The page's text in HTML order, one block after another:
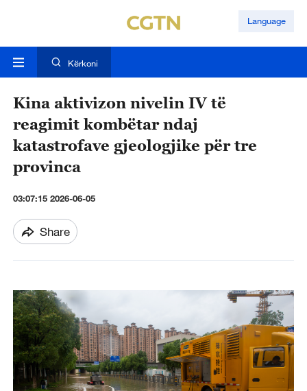
Language
Kërkoni
Kina aktivizon nivelin IV të
reagimit kombëtar ndaj
katastrofave gjeologjike për tre
provinca
03:07:15 2026-06-05
Share